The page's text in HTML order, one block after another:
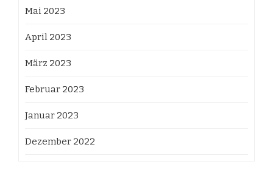
Mai 2023
April 2023
März 2023
Februar 2023
Januar 2023
Dezember 2022